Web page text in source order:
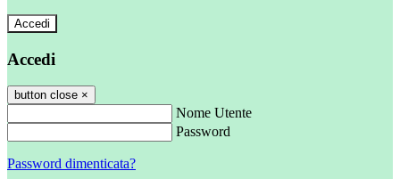
Accedi
Accedi
button close ×
Nome Utente
Password
Password dimenticata?